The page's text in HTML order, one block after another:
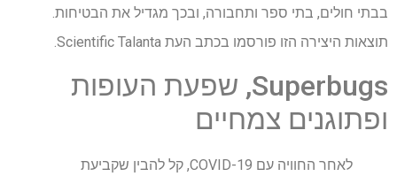
בבתי חולים, בתי ספר ותחבורה, ובכך מגדיל את הבטיחות.
תוצאות היצירה הזו פורסמו בכתב העת Scientific Talanta.
Superbugs, שפעת העופות
ופתוגנים צמחיים
לאחר החוויה עם COVID-19, קל להבין שקביעת